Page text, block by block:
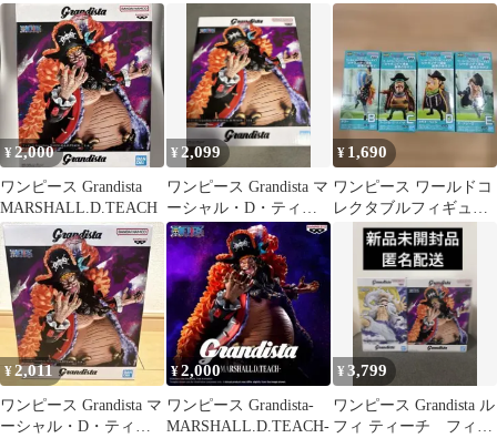
箱無し
チ フィギュア
¥2,000
ワンピース Grandista
MARSHALL.D.TEACH
¥ 2,099
ワンピース Grandista マ
ーシャル・D・ティー
チ フィギュア
¥ 1,690
ワンピース ワールドコ
レクタブルフィギュア
シャボンディ諸島 最悪
の世代2 4種
¥2,011
ワンピース Grandista マ
ーシャル・D・ティー
¥2,000
ワンピース Grandista-
MARSHALL.D.TEACH-
¥3,799
ワンピース Grandista ル
フィ ティーチ フィギ